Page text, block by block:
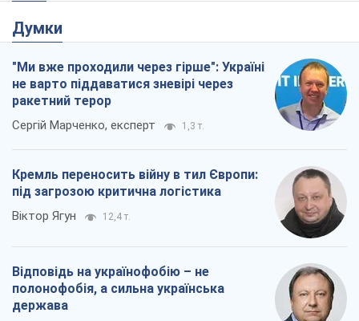
Думки
"Ми вже проходили через гірше": Україні
не варто піддаватися зневірі через
ракетний терор
Сергій Марченко, експерт 1,3 т.
Кремль переносить війну в тил Європи:
під загрозою критична логістика
Віктор Ягун 12,4 т.
Відповідь на українофобію – не
полонофобія, а сильна українська
держава